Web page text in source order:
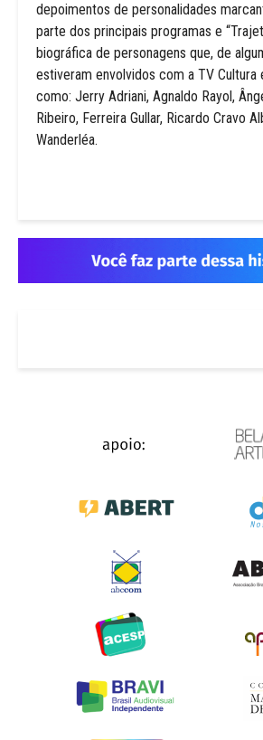
depoimentos de personalidades
parte dos principais programas e
biográfica de personagens que, de
estiveram envolvidos com a TV Cultura
como: Jerry Adriani, Agnaldo Rayol,
Ribeiro, Ferreira Gullar, Ricardo Cravo
Wanderléa.